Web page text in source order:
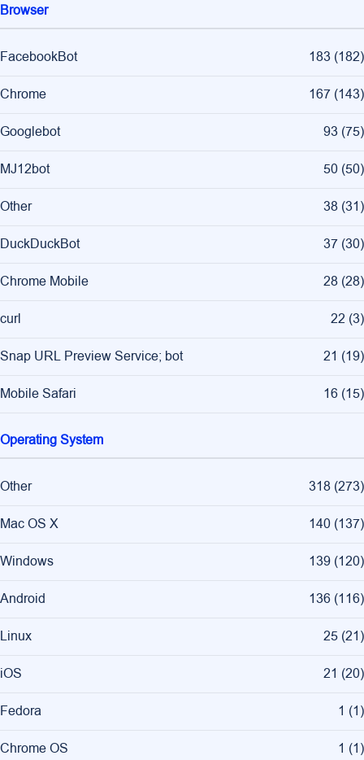
Browser
FacebookBot 183 (182)
Chrome 167 (143)
Googlebot 93 (75)
MJ12bot 50 (50)
Other 38 (31)
DuckDuckBot 37 (30)
Chrome Mobile 28 (28)
curl 22 (3)
Snap URL Preview Service; bot 21 (19)
Mobile Safari 16 (15)
Operating System
Other 318 (273)
Mac OS X 140 (137)
Windows 139 (120)
Android 136 (116)
Linux 25 (21)
iOS 21 (20)
Fedora 1 (1)
Chrome OS 1 (1)